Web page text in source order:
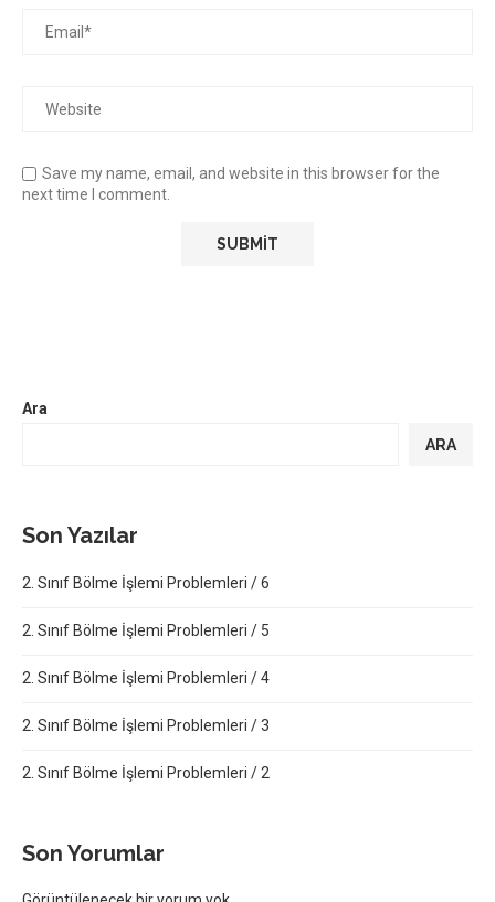
Save my name, email, and website in this browser for the
next time I comment.
Ara
ARA
Son Yazılar
2. Sınıf Bölme İşlemi Problemleri / 6
2. Sınıf Bölme İşlemi Problemleri / 5
2. Sınıf Bölme İşlemi Problemleri / 4
2. Sınıf Bölme İşlemi Problemleri / 3
2. Sınıf Bölme İşlemi Problemleri / 2
Son Yorumlar